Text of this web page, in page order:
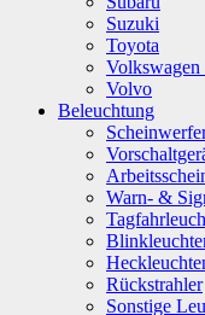
Suzuki
Toyota
Volvo
Beleuchtung
Warn- &
Rückstrahler
Sonstige